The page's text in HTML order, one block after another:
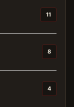
11
8
4